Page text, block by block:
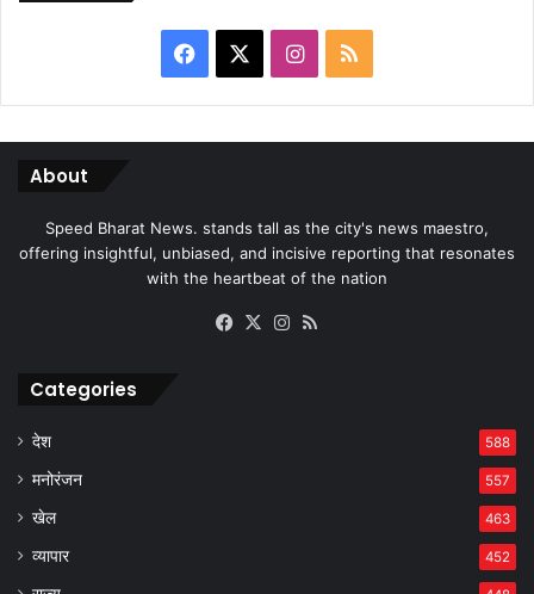
Facebook Instagram
RSS
About
Speed Bharat News. stands tall as the city's news maestro,
offering insightful, unbiased, and incisive reporting that resonates
with the heartbeat of the nation
Facebook
X Instagram
Categories
देश 588
मनोरंजन 557
खेल 463
व्यापार 452